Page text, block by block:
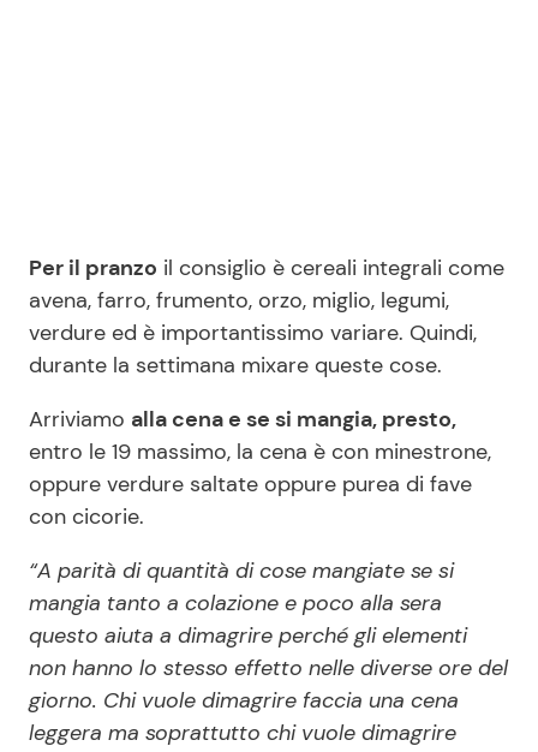
Per il pranzo il consiglio è cereali integrali come
avena, farro, frumento, orzo, miglio, legumi,
verdure ed è importantissimo variare. Quindi,
durante la settimana mixare queste cose.
Arriviamo alla cena e se si mangia, presto,
entro le 19 massimo, la cena è con minestrone,
oppure verdure saltate oppure purea di fave
con cicorie.
“A parità di quantità di cose mangiate se si
mangia tanto a colazione e poco alla sera
questo aiuta a dimagrire perché gli elementi
non hanno lo stesso effetto nelle diverse ore del
giorno. Chi vuole dimagrire faccia una cena
leggera ma soprattutto chi vuole dimagrire